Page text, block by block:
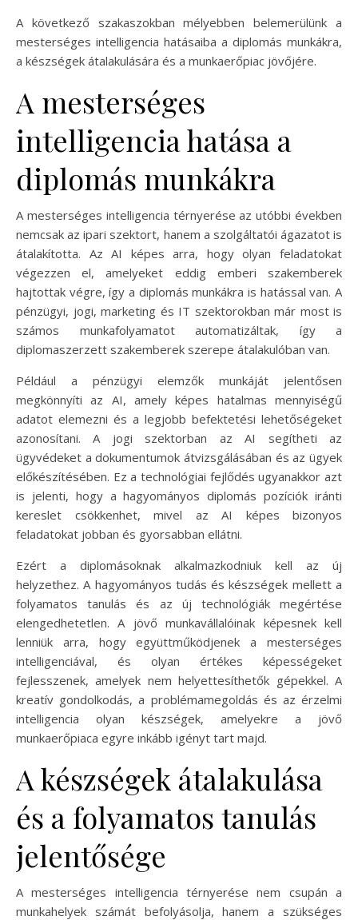
A következő szakaszokban mélyebben belemerülünk a
mesterséges intelligencia hatásaiba a diplomás munkákra,
a készségek átalakulására és a munkaerőpiac jövőjére.
A mesterséges
intelligencia hatása a
diplomás munkákra
A mesterséges intelligencia térnyerése az utóbbi években
nemcsak az ipari szektort, hanem a szolgáltatói ágazatot is
átalakította. Az AI képes arra, hogy olyan feladatokat
végezzen el, amelyeket eddig emberi szakemberek
hajtottak végre, így a diplomás munkákra is hatással van. A
pénzügyi, jogi, marketing és IT szektorokban már most is
számos munkafolyamatot automatizáltak, így a
diplomaszerzett szakemberek szerepe átalakulóban van.
Például a pénzügyi elemzők munkáját jelentősen
megkönnyíti az AI, amely képes hatalmas mennyiségű
adatot elemezni és a legjobb befektetési lehetőségeket
azonosítani. A jogi szektorban az AI segítheti az
ügyvédeket a dokumentumok átvizsgálásában és az ügyek
előkészítésében. Ez a technológiai fejlődés ugyanakkor azt
is jelenti, hogy a hagyományos diplomás pozíciók iránti
kereslet csökkenhet, mivel az AI képes bizonyos
feladatokat jobban és gyorsabban ellátni.
Ezért a diplomásoknak alkalmazkodniuk kell az új
helyzethez. A hagyományos tudás és készségek mellett a
folyamatos tanulás és az új technológiák megértése
elengedhetetlen. A jövő munkavállalóinak képesnek kell
lenniük arra, hogy együttműködjenek a mesterséges
intelligenciával, és olyan értékes képességeket
fejlesszenek, amelyek nem helyettesíthetők gépekkel. A
kreatív gondolkodás, a problémamegoldás és az érzelmi
intelligencia olyan készségek, amelyekre a jövő
munkaerőpiaca egyre inkább igényt tart majd.
A készségek átalakulása
és a folyamatos tanulás
jelentősége
A mesterséges intelligencia térnyerése nem csupán a
munkahelyek számát befolyásolja, hanem a szükséges